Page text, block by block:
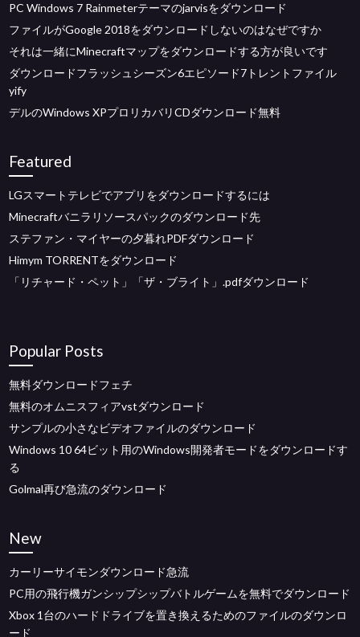
PC Windows 7 Rainmeterテーマのjarvisをダウンロード
ファイルがGoogle 2018をダウンロードしないのはなぜですか
それは一緒にMinecraftマップをダウンロードする方が良いです
ダウンロードフラッシュシーズン6エピソード7トレントファイル
yify
デルのWindows XPプロリカバリCDダウンロード無料
Featured
LGスマートテレビでアプリをダウンロードするには
Minecraftバニラリソースパックのダウンロード先
ステファン・マイヤーの夕暮れPDFダウンロード
Himym TORRENTをダウンロード
「リチャード・ペット」「ザ・ブライト」.pdfダウンロード
Popular Posts
無料ダウンロードフェチ
無料のオムニスフィアvstダウンロード
サンプルの小さなビデオファイルのダウンロード
Windows 10 64ビット用のWindows開発者モードをダウンロードす
る
Golmal再び急流のダウンロード
New
カーリーサイモンダウンロード急流
PC用の飛行機ガンシップシップバトルゲームを無料でダウンロード
Xbox 1台のハードドライブを置き換えるためのファイルのダウンロ
ード